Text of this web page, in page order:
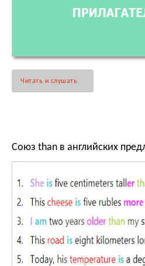
Читать и слушать
Союз than в английских